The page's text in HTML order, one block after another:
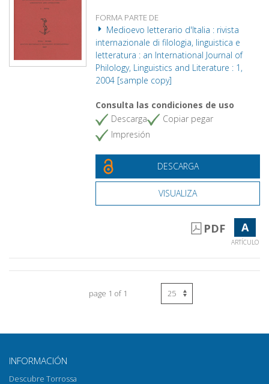
FORMA PARTE DE
Medioevo letterario d'Italia : rivista
internazionale di filologia, linguistica e
letteratura : an International Journal of
Philology, Linguistics and Literature : 1,
2004 [sample copy]
Consulta las condiciones de uso
Descarga
Copiar pegar
Impresión
DESCARGA
VISUALIZA
PDF A
ARTÍCULO
page 1 of 1
INFORMACIÓN
Descubre Torrossa